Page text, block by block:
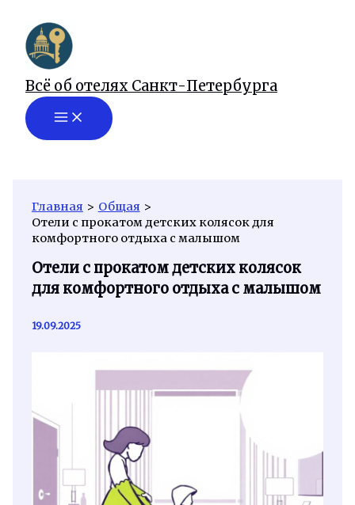
содержимому
Всё об отелях Санкт-Петербурга
Главная
Общая
Отели с прокатом детских колясок для
комфортного отдыха с малышом
Отели с прокатом детских колясок
для комфортного отдыха с малышом
19.09.2025